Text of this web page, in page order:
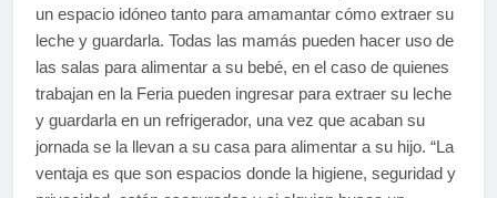
un espacio idóneo tanto para amamantar cómo extraer su
leche y guardarla. Todas las mamás pueden hacer uso de
las salas para alimentar a su bebé, en el caso de quienes
trabajan en la Feria pueden ingresar para extraer su leche
y guardarla en un refrigerador, una vez que acaban su
jornada se la llevan a su casa para alimentar a su hijo. “La
ventaja es que son espacios donde la higiene, seguridad y